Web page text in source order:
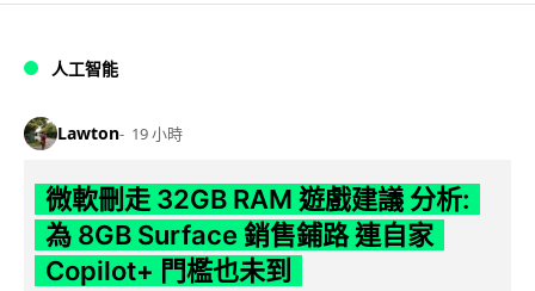
人工智能
Lawton 19 小時
微軟刪走 32GB RAM 遊戲建議 分析:
為 8GB Surface 銷售鋪路 連自家
Copilot+ 門檻也未到